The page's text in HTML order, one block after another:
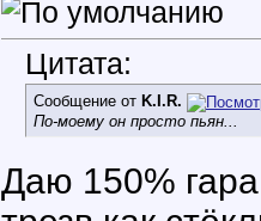
Цитата:
Сообщение от K.I.R.
По-моему он просто пьян...
Даю 150%